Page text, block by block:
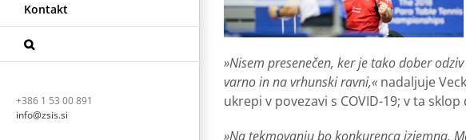
Kontakt
+386 1 53 00 891
info@zsis.si
»Nisem presenečen, ker je tako dober
varno in na vrhunski ravni,« nadaljuje
ukrepi v povezavi s COVID-19; v ta
»Na tekmovanju bo konkurenca izjemna.